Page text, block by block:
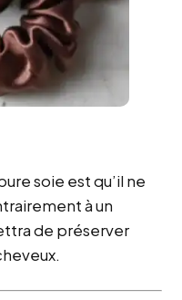
soie est qu’il ne
à un
de préserver